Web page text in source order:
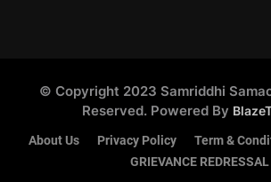
© Copyright 2023 Samriddhi
Reserved. Powered By
About Us Privacy Policy Term &
GRIEVANCE REDRESSAL